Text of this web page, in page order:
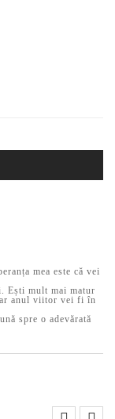
mea este că vei
Ești mult mai matur
anul viitor vei fi în
spre o adevărată